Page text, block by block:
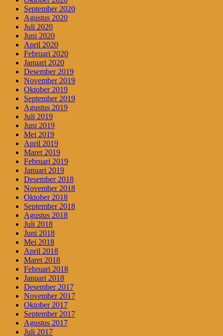
September 2020
Agustus 2020
Juli 2020
Juni 2020
April 2020
Februari 2020
Januari 2020
Desember 2019
November 2019
Oktober 2019
September 2019
Agustus 2019
Juli 2019
Juni 2019
Mei 2019
April 2019
Maret 2019
Februari 2019
Januari 2019
Desember 2018
November 2018
Oktober 2018
September 2018
Agustus 2018
Juli 2018
Juni 2018
Mei 2018
April 2018
Maret 2018
Februari 2018
Januari 2018
Desember 2017
November 2017
Oktober 2017
September 2017
Agustus 2017
Juli 2017